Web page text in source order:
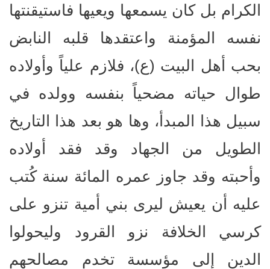
الكرام بل كان يسمعها ويعيها فاستيقنتها
نفسه المؤمنة واعتقدها قلبه النابض
بحب أهل البيت (ع)، فلازم علياً وأولاده
طوال حياته مضحياً بنفسه وولده في
سبيل هذا المبدأ، وها هو بعد هذا التاريخ
الطويل من الجهاد وقد فقد أولاده
وأحبته وقد جاوز عمره المائة سنة كُتب
عليه أن يعيش ليرى بني أمية تنزو على
كرسي الخلافة نزو القرود وليحولوا
الدين إلى مؤسسة تخدم مصالحهم